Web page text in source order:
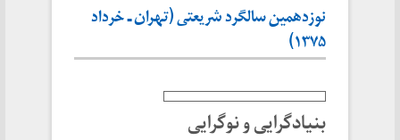
نوزدهمین سالگرد شریعتی (تهران ـ خرداد
۱۳۷۵)
بنیادگرایی و نوگرایی